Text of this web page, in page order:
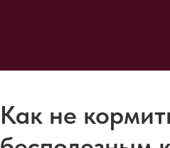
Как не